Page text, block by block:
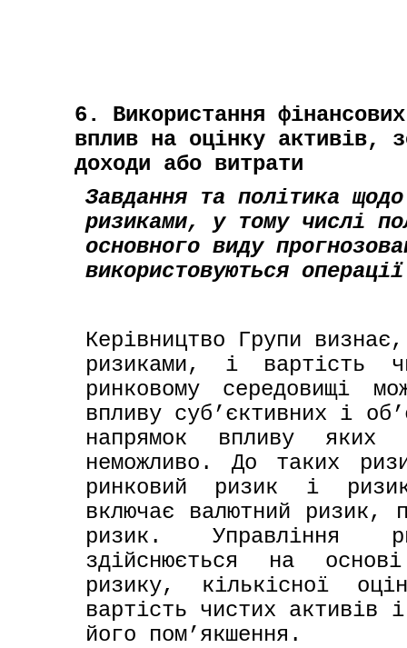
6. Використання
вплив на оцінку активів,
доходи або витрати
Завдання та політика
ризиками, у тому числі
основного виду
використовуються
Керівництво Групи
ризиками, і вартість
ринковому середовищі
впливу суб’єктивних і
напрямок впливу яких
неможливо. До таких
ринковий ризик і
включає валютний ризик,
ризик. Управління
здійснюється на
ризику, кількісної
вартість чистих активів
його пом’якшення.